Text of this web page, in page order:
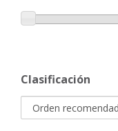
Clasificación